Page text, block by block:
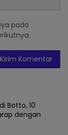
pada
Botto, 10
dengan